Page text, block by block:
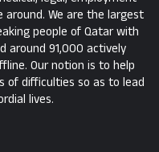
We are the largest
people of Qatar with
around 91,000 actively
Our notion is to help
of difficulties so as to lead
lives.